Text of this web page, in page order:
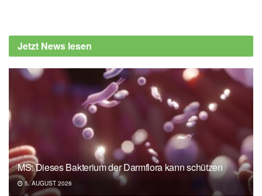
Jetzt News lesen
MS: Dieses Bakterium der Darmflora kann schützen
5. AUGUST 2026